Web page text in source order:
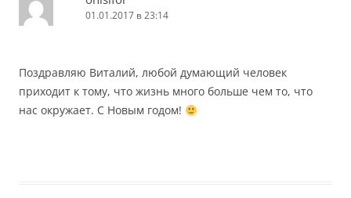
01.01.2017 в 23:14
Поздравляю Виталий, любой думающий человек
приходит к тому, что жизнь много больше чем то, что
нас окружает. С Новым годом!